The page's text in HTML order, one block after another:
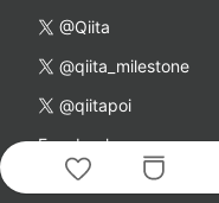
@Qiita
@qiita_milestone
@qiitapoi
Facebook
YouTube